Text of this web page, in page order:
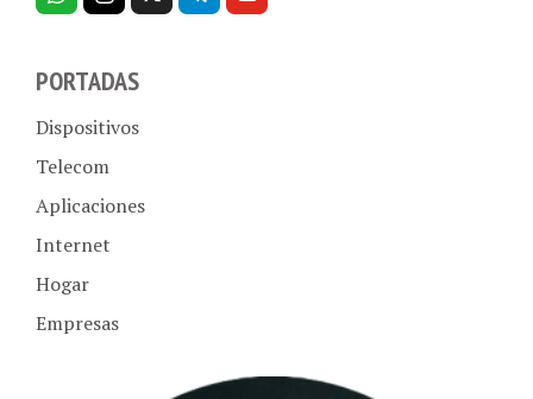
Dispositivos
Telecom
Aplicaciones
Internet
Hogar
Empresas